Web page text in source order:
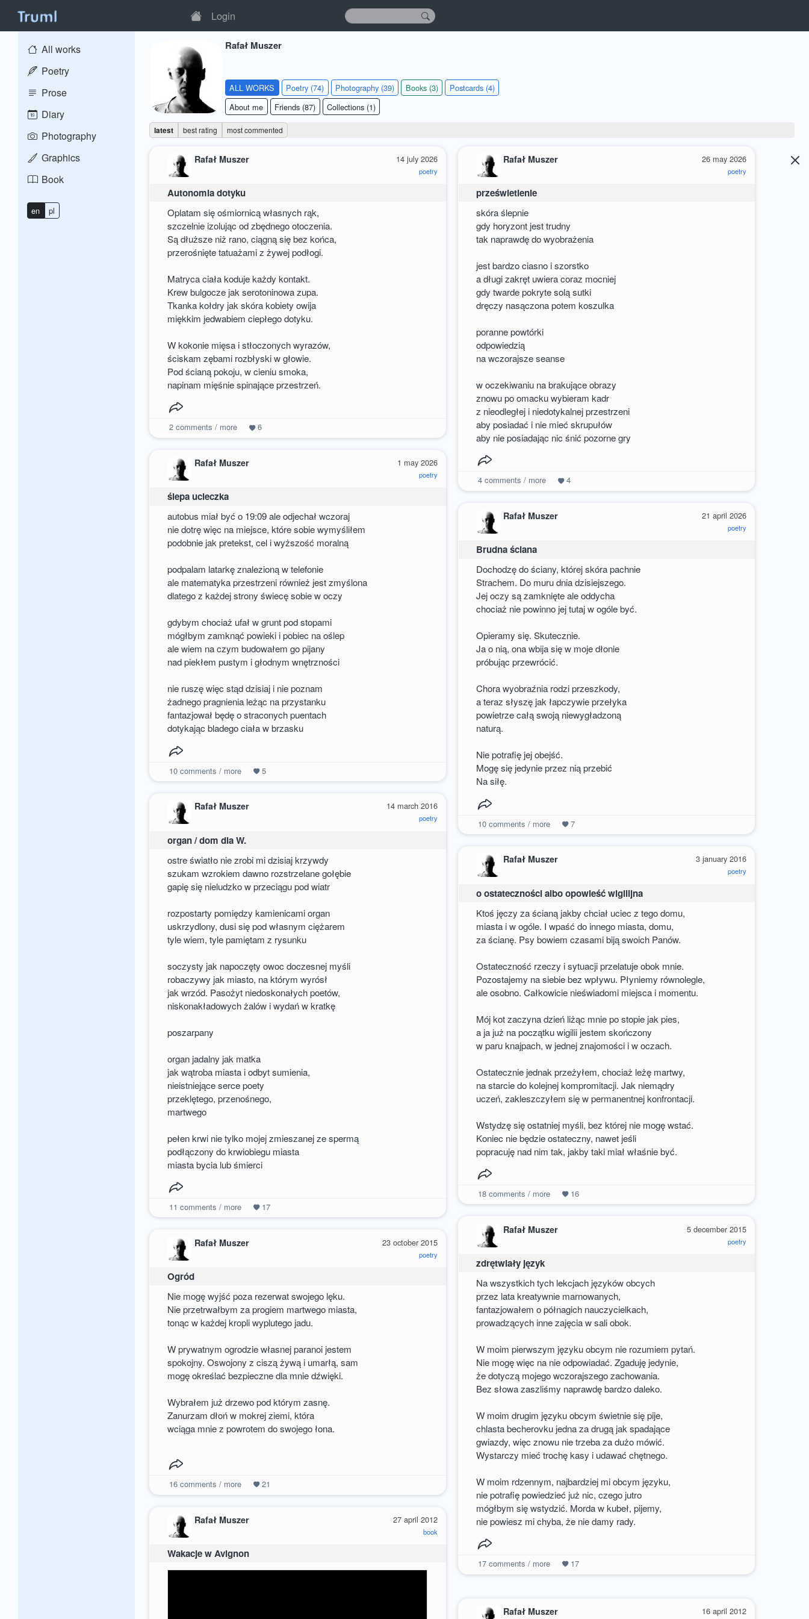
Login
All works
Poetry
Prose
Diary
Photography
Graphics
Book
en pl
Rafał Muszer
ALL WORKS Poetry (74) Photography (39) Books (3)
Postcards (4)
About me
Friends (87) Collections (1)
latest best rating most commented
14 july 2026
poetry
Rafał Muszer
Autonomia dotyku
Oplatam się ośmiornicą własnych rąk,
szczelnie izolując od zbędnego otoczenia.
Są dłuższe niż rano, ciągną się bez końca,
przerośnięte tatuażami z żywej podłogi.
Matryca ciała koduje każdy kontakt.
Krew bulgocze jak serotoninowa zupa.
Tkanka kołdry jak skóra kobiety owija
miękkim jedwabiem ciepłego dotyku.
W kokonie mięsa i stłoczonych wyrazów,
ściskam zębami rozbłyski w głowie.
Pod ścianą pokoju, w cieniu smoka,
napinam mięśnie spinające przestrzeń.
2comments / more 6
26 may 2026
poetry
Rafał Muszer
prześwietlenie
skóra ślepnie
gdy horyzont jest trudny
tak naprawdę do wyobrażenia
jest bardzo ciasno i szorstko
a długi zakręt uwiera coraz mocniej
gdy twarde pokryte solą sutki
dręczy nasączona potem koszulka
poranne powtórki
odpowiedzią
na wczorajsze seanse
w oczekiwaniu na brakujące obrazy
znowu po omacku wybieram kadr
z nieodległej i niedotykalnej przestrzeni
aby posiadać i nie mieć skrupułów
aby nie posiadając nic śnić pozorne gry
4comments / more 4
1 may 2026
poetry
Rafał Muszer
ślepa ucieczka
autobus miał być o 19:09 ale odjechał wczoraj
nie dotrę więc na miejsce, które sobie wymyśliłem
podobnie jak pretekst, cel i wyższość moralną
podpalam latarkę znalezioną w telefonie
ale matematyka przestrzeni również jest zmyślona
dlatego z każdej strony świecę sobie w oczy
gdybym chociaż ufał w grunt pod stopami
mógłbym zamknąć powieki i pobiec na oślep
ale wiem na czym budowałem go pijany
nad piekłem pustym i głodnym wnętrzności
nie ruszę więc stąd dzisiaj i nie poznam
żadnego pragnienia leżąc na przystanku
fantazjował będę o straconych puentach
dotykając bladego ciała w brzasku
10comments / more 5
21 april 2026
poetry
Rafał Muszer
Brudna ściana
Dochodzę do ściany, której skóra pachnie
Strachem. Do muru dnia dzisiejszego.
Jej oczy są zamknięte ale oddycha
chociaż nie powinno jej tutaj w ogóle być.
Opieramy się. Skutecznie.
Ja o nią, ona wbija się w moje dłonie
próbując przewrócić.
Chora wyobraźnia rodzi przeszkody,
a teraz słyszę jak łapczywie przełyka
powietrze całą swoją niewygładzoną
naturą.
Nie potrafię jej obejść.
Mogę się jedynie przez nią przebić
Na siłę.
10comments / more 7
14 march 2016
poetry
Rafał Muszer
organ / dom dla W.
ostre światło nie zrobi mi dzisiaj krzywdy
szukam wzrokiem dawno rozstrzelane gołębie
gapię się nieludzko w przeciągu pod wiatr
rozpostarty pomiędzy kamienicami organ
uskrzydlony, dusi się pod własnym ciężarem
tyle wiem, tyle pamiętam z rysunku
soczysty jak napoczęty owoc doczesnej myśli
robaczywy jak miasto, na którym wyrósł
jak wrzód. Pasożyt niedoskonałych poetów,
niskonakładowych żalów i wydań w kratkę
poszarpany
organ jadalny jak matka
jak wątroba miasta i odbyt sumienia,
nieistniejące serce poety
przeklętego, przenośnego,
martwego
pełen krwi nie tylko mojej zmieszanej ze spermą
podłączony do krwiobiegu miasta
miasta bycia lub śmierci
11 comments / more 17
3 january 2016
poetry
Rafał Muszer
o ostateczności albo opowieść wigilijna
Ktoś jęczy za ścianą jakby chciał uciec z tego domu,
miasta i w ogóle. I wpaść do innego miasta, domu,
za ścianę. Psy bowiem czasami biją swoich Panów.
Ostateczność rzeczy i sytuacji przelatuje obok mnie.
Pozostajemy na siebie bez wpływu. Płyniemy równolegle,
ale osobno. Całkowicie nieświadomi miejsca i momentu.
Mój kot zaczyna dzień liżąc mnie po stopie jak pies,
a ja już na początku wigilii jestem skończony
w paru knajpach, w jednej znajomości i w oczach.
Ostatecznie jednak przeżyłem, chociaż leżę martwy,
na starcie do kolejnej kompromitacji. Jak niemądry
uczeń, zakleszczyłem się w permanentnej konfrontacji.
Wstydzę się ostatniej myśli, bez której nie mogę wstać.
Koniec nie będzie ostateczny, nawet jeśli
popracuję nad nim tak, jakby taki miał właśnie być.
18comments / more 16
5 december 2015
poetry
Rafał Muszer
zdrętwiały język
Na wszystkich tych lekcjach języków obcych
przez lata kreatywnie marnowanych,
fantazjowałem o półnagich nauczycielkach,
prowadzących inne zajęcia w sali obok.
W moim pierwszym języku obcym nie rozumiem pytań.
Nie mogę więc na nie odpowiadać. Zgaduję jedynie,
że dotyczą mojego wczorajszego zachowania.
Bez słowa zaszliśmy naprawdę bardzo daleko.
W moim drugim języku obcym świetnie się pije,
chlasta becherovku jedna za drugą jak spadające
gwiazdy, więc znowu nie trzeba za dużo mówić.
Wystarczy mieć trochę kasy i udawać chętnego.
W moim rdzennym, najbardziej mi obcym języku,
nie potrafię powiedzieć już nic, czego jutro
mógłbym się wstydzić. Morda w kubeł, pijemy,
nie powiesz mi chyba, że nie damy rady.
17comments / more 17
23 october 2015
poetry
Rafał Muszer
Ogród
Nie mogę wyjść poza rezerwat swojego lęku.
Nie przetrwałbym za progiem martwego miasta,
tonąc w każdej kropli wyplutego jadu.
W prywatnym ogrodzie własnej paranoi jestem
spokojny. Oswojony z ciszą żywą i umarłą, sam
mogę określać bezpieczne dla mnie dźwięki.
Wybrałem już drzewo pod którym zasnę.
Zanurzam dłoń w mokrej ziemi, która
wciąga mnie z powrotem do swojego łona.
16comments / more 21
27 april 2012
book
Rafał Muszer
Wakacje w Avignon
16 april 2012
Rafał Muszer